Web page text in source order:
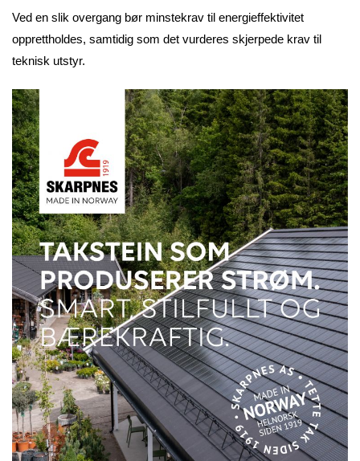
Ved en slik overgang bør minstekrav til energieffektivitet
opprettholdes, samtidig som det vurderes skjerpede krav til
teknisk utstyr.